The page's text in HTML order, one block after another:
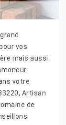
vos
mais aussi
votre
Artisan
de